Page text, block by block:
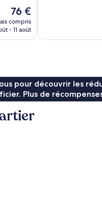
Le
nouveau
prix
76 €
compris
- 11 août
pour découvrir les
Plus de